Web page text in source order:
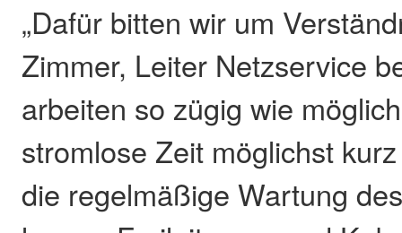
„Dafür bitten wir um
Zimmer, Leiter Netzservice
arbeiten so zügig wie
stromlose Zeit möglichst
die regelmäßige Wartung